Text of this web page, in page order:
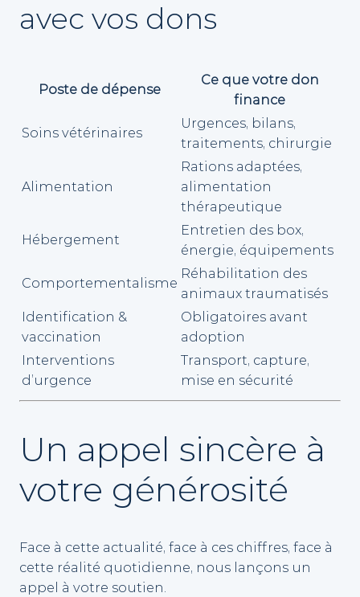
avec vos dons
Poste de dépense
Ce que votre don
finance
Soins vétérinaires
Urgences, bilans,
traitements, chirurgie
Alimentation
Rations adaptées,
alimentation
thérapeutique
Hébergement
Entretien des box,
énergie, équipements
Comportementalisme
Réhabilitation des
animaux traumatisés
Identification &
vaccination
Obligatoires avant
adoption
Interventions
d’urgence
Transport, capture,
mise en sécurité
Un appel sincère à
votre générosité
Face à cette actualité, face à ces chiffres, face à
cette réalité quotidienne, nous lançons un
appel à votre soutien.